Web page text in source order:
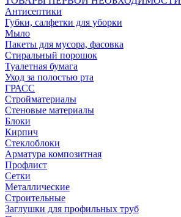
Антисептики
Губки, салфетки для уборки
Мыло
Пакеты для мусора, фасовка
Стиральный порошок
Туалетная бумага
Уход за полостью рта
ГРАСС
Стройматериалы
Стеновые материалы
Блоки
Кирпич
Стеклоблоки
Арматура композитная
Профлист
Сетки
Металлические
Строительные
Заглушки для профильных труб